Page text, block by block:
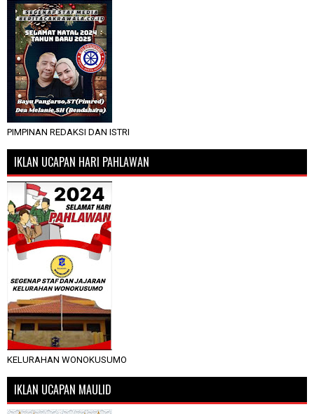
PIMPINAN REDAKSI DAN ISTRI
IKLAN UCAPAN HARI PAHLAWAN
KELURAHAN WONOKUSUMO
IKLAN UCAPAN MAULID